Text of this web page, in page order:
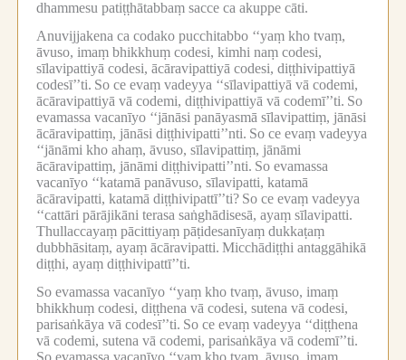
dhammesu patiṭṭhātabbaṃ sacce ca akuppe cāti.
Anuvijjakena ca codako pucchitabbo ‘‘yaṃ kho tvaṃ,
āvuso, imaṃ bhikkhuṃ codesi, kimhi naṃ codesi,
sīlavipattiyā codesi, ācāravipattiyā codesi, diṭṭhivipattiyā
codesī’’ti. So ce evaṃ vadeyya ‘‘sīlavipattiyā vā codemi,
ācāravipattiyā vā codemi, diṭṭhivipattiyā vā codemī’’ti. So
evamassa vacanīyo ‘‘jānāsi panāyasmā sīlavipattiṃ, jānāsi
ācāravipattiṃ, jānāsi diṭṭhivipatti’’nti. So ce evaṃ vadeyya
‘‘jānāmi kho ahaṃ, āvuso, sīlavipattiṃ, jānāmi
ācāravipattiṃ, jānāmi diṭṭhivipatti’’nti. So evamassa
vacanīyo ‘‘katamā panāvuso, sīlavipatti, katamā
ācāravipatti, katamā diṭṭhivipattī’’ti? So ce evaṃ vadeyya
‘‘cattāri pārājikāni terasa saṅghādisesā, ayaṃ sīlavipatti.
Thullaccayaṃ pācittiyaṃ pāṭidesanīyaṃ dukkaṭaṃ
dubbhāsitaṃ, ayaṃ ācāravipatti. Micchādiṭṭhi antaggāhikā
diṭṭhi, ayaṃ diṭṭhivipattī’’ti.
So evamassa vacanīyo ‘‘yaṃ kho tvaṃ, āvuso, imaṃ
bhikkhuṃ codesi, diṭṭhena vā codesi, sutena vā codesi,
parisaṅkāya vā codesī’’ti. So ce evaṃ vadeyya ‘‘diṭṭhena
vā codemi, sutena vā codemi, parisaṅkāya vā codemī’’ti.
So evamassa vacanīyo ‘‘yaṃ kho tvaṃ, āvuso, imaṃ